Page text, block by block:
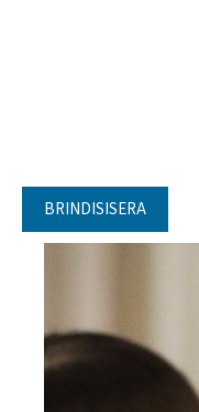
BRINDISISERA